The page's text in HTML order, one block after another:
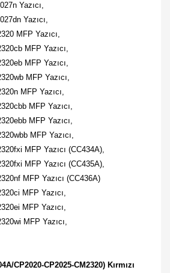
Yazıcı,
Yazıcı,
MFP Yazıcı,
MFP Yazıcı,
MFP Yazıcı,
MFP Yazıcı,
MFP Yazıcı,
MFP Yazıcı,
MFP Yazıcı,
MFP Yazıcı,
MFP Yazıcı (CC434A),
MFP Yazıcı (CC435A),
MFP Yazıcı (CC436A)
MFP Yazıcı,
MFP Yazıcı,
MFP Yazıcı,
CP2020-CP2025-CM2320) Kırmızı